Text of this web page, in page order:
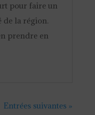
pour faire un
de la région.
prendre en
Entrées suivantes »